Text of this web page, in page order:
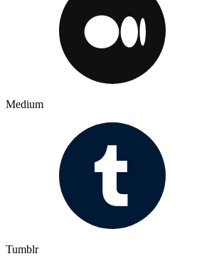
Medium
Tumblr